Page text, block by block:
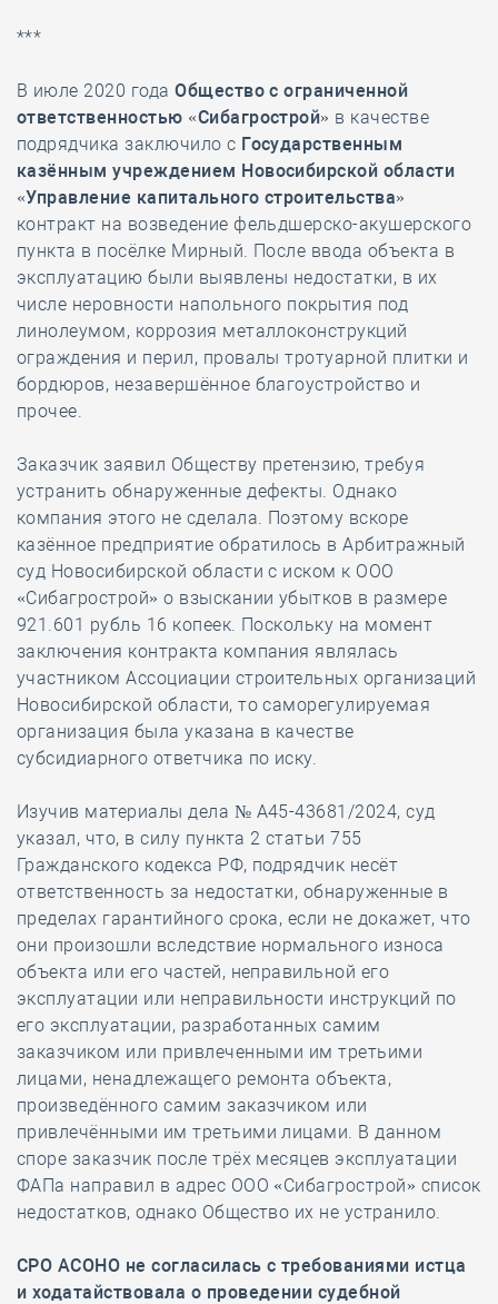
***
В июле 2020 годаОбщество с ограниченной
ответственностью «Сибагрострой» в качестве
подрядчика заключило с Государственным
казённым учреждением Новосибирской области
«Управление капитального строительства»
контракт на возведение фельдшерско-акушерского
пункта в посёлке Мирный. После ввода объекта в
эксплуатацию были выявлены недостатки, в их
числе неровности напольного покрытия под
линолеумом, коррозия металлоконструкций
ограждения и перил, провалы тротуарной плитки и
бордюров, незавершённое благоустройство и
прочее.
Заказчик заявил Обществу претензию, требуя
устранить обнаруженные дефекты. Однако
компания этого не сделала. Поэтому вскоре
казённое предприятие обратилось в Арбитражный
суд Новосибирской области с иском к ООО
«Сибагрострой» о взыскании убытков в размере
921.601 рубль 16 копеек. Поскольку на момент
заключения контракта компания являлась
участником Ассоциации строительных организаций
Новосибирской области, то саморегулируемая
организация была указана в качестве
субсидиарного ответчика по иску.
Изучив материалы дела № А45-43681/2024, суд
указал, что, в силу пункта 2 статьи 755
Гражданского кодекса РФ, подрядчик несёт
ответственность за недостатки, обнаруженные в
пределах гарантийного срока, если не докажет, что
они произошли вследствие нормального износа
объекта или его частей, неправильной его
эксплуатации или неправильности инструкций по
его эксплуатации, разработанных самим
заказчиком или привлеченными им третьими
лицами, ненадлежащего ремонта объекта,
произведённого самим заказчиком или
привлечёнными им третьими лицами. В данном
споре заказчик после трёх месяцев эксплуатации
ФАПа направил в адрес ООО «Сибагрострой» список
недостатков, однако Общество их не устранило.
СРО АСОНО не согласилась с требованиями истца
и ходатайствовала о проведении судебной